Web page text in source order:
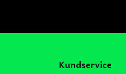
Kundservice